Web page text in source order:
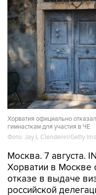
Хорватия официально
гимнасткам для участия в ЧЕ
Фото: Jay L Clendenin/Getty
Москва. 7 августа.
Хорватии в Москве
отказе в выдаче
российской